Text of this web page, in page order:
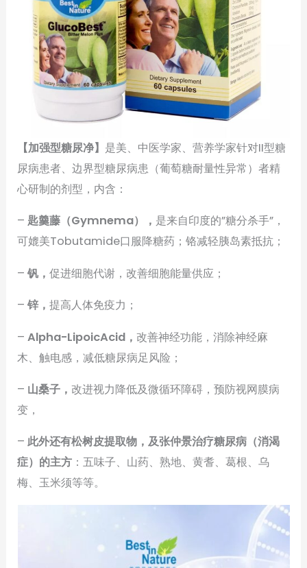
【加强型糖尿净】 是美、中医学家、营养学家针对II型糖
尿病患者、边界型糖尿病患（葡萄糖耐量性异常）者精
心研制的剂型，内含：
–匙羹藤（Gymnema）， 是来自印度的”糖分杀手”，
可媲美Tobutamide口服降糖药；铬减轻胰岛素抵抗；
–钒，促进细胞代谢，改善细胞能量供应；
–锌，提高人体免疫力；
–Alpha-LipoicAcid，改善神经功能，消除神经麻
木、触电感，减低糖尿病足风险；
– 山桑子，改进视力降低及微循环障碍，预防视网膜病
变，
–此外还有松树皮提取物，及张仲景治疗糖尿病（消渴
症）的主方 ：五味子、山药、熟地、黄耆、葛根、乌
梅、玉米须等等。